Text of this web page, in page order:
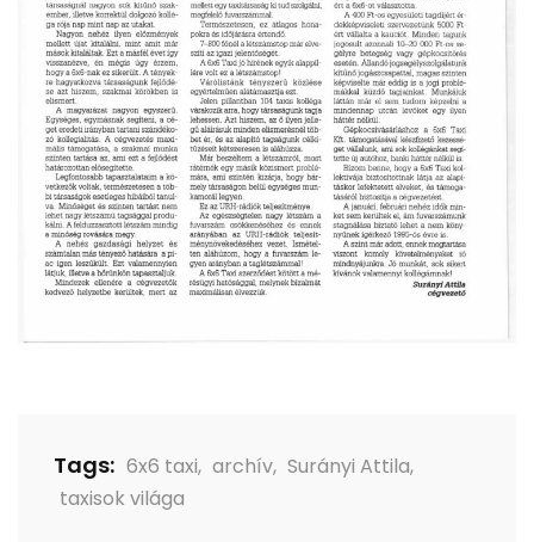
Tags: 6x6 taxi, archív, Surányi Attila,
taxisok világa